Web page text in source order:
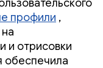
профили ,
и отрисовки
обеспечила